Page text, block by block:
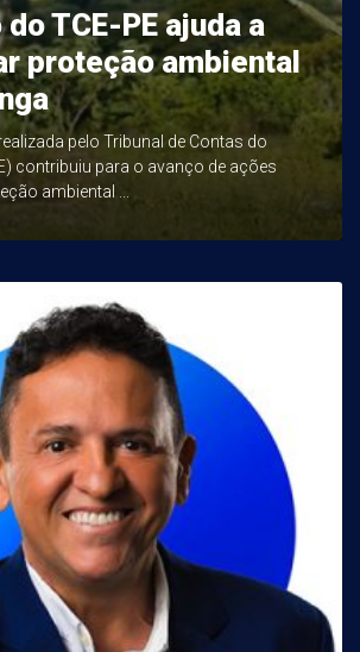
TCE-PE ajuda a
proteção ambiental
pelo Tribunal de Contas do
contribuiu para o avanço de ações
ambiental ...